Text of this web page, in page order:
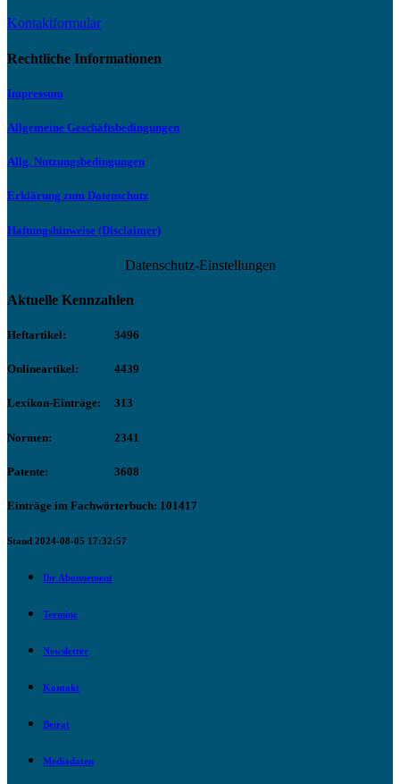
Kontaktformular
Rechtliche Informationen
Impressum
Allgemeine Geschäftsbedingungen
Allg. Nutzungsbedingungen
Erklärung zum Datenschutz
Haftungshinweise (Disclaimer)
Datenschutz-Einstellungen
Aktuelle Kennzahlen
Heftartikel: 3496
Onlineartikel: 4439
Lexikon-Einträge: 313
Normen: 2341
Patente: 3608
Einträge im Fachwörterbuch: 101417
Stand 2024-08-05 17:32:57
Ihr Abonnement
Termine
Newsletter
Kontakt
Beirat
Mediadaten